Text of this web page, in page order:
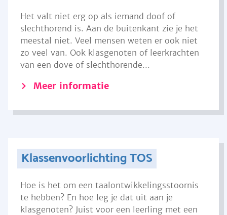
Het valt niet erg op als iemand doof of
slechthorend is. Aan de buitenkant zie je het
meestal niet. Veel mensen weten er ook niet
zo veel van. Ook klasgenoten of leerkrachten
van een dove of slechthorende...
Meer informatie
Klassenvoorlichting TOS
Hoe is het om een taalontwikkelingsstoornis
te hebben? En hoe leg je dat uit aan je
klasgenoten? Juist voor een leerling met een